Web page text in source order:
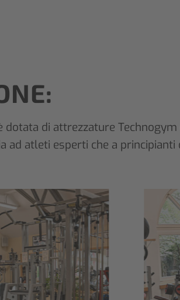
di attrezzature Technogym
ad atleti esperti che a principianti